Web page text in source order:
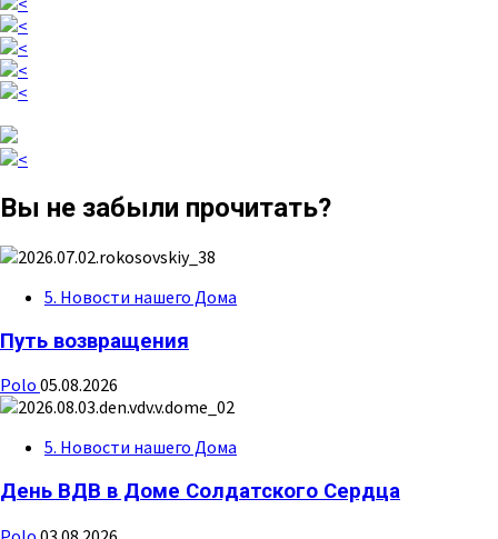
Вы не забыли прочитать?
5. Новости нашего Дома
Путь возвращения
Polo 05.08.2026
5. Новости нашего Дома
День ВДВ в Доме Солдатского Сердца